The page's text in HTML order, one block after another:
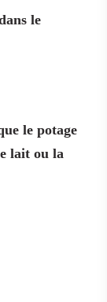
le
le potage
lait ou la